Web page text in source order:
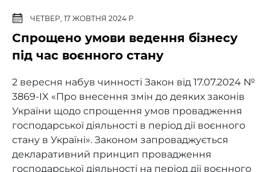
ЧЕТВЕР, 17 ЖОВТНЯ 2024 Р.
Спрощено умови ведення бізнесу
під час воєнного стану
2 вересня набув чинності Закон від 17.07.2024 №
3869-IX «Про внесення змін до деяких законів
України щодо спрощення умов провадження
господарської діяльності в період дії воєнного
стану в Україні». Законом запроваджується
декларативний принцип провадження
господарської діяльності на період дії воєнного